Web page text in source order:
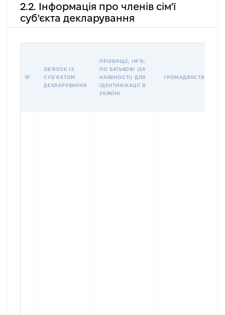
2.2. Інформація про членів сім'ї
суб'єкта декларування
№
ЗВʼЯЗОК ІЗ
СУБʼЄКТОМ
ДЕКЛАРУВАННЯ
ПРІЗВИЩЕ, ІМʼЯ,
ПО БАТЬКОВІ (ЗА
НАЯВНОСТІ) ДЛЯ
ІДЕНТИФІКАЦІЇ В
УКРАЇНІ
ГРОМАДЯНСТВО